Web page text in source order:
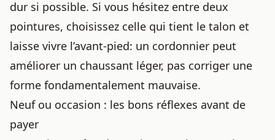
dur si possible. Si vous hésitez entre deux
pointures, choisissez celle qui tient le talon et
laisse vivre l’avant-pied: un cordonnier peut
améliorer un chaussant léger, pas corriger une
forme fondamentalement mauvaise.
Neuf ou occasion : les bons réflexes avant de
payer